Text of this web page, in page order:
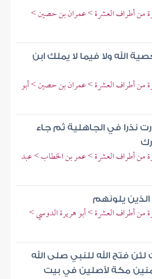
من أطراف العشرة > عمران بن حصين >
الله ولا فيما لا يملك ابن
من أطراف العشرة > عمران بن حصين > أبو
نذرا في الجاهلية ثم جاء
من أطراف العشرة > عمر بن الخطاب > عبد
يلونهم
من أطراف العشرة > أبو هريرة الدوسي >
لئن فتح الله للنبي صلى الله
مكة لأصلين في بيت